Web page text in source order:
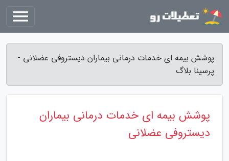
پوشش بیمه ای خدمات درمانی بیماران دیستروفی عضلانی -
پرسینا بلاگ
پوشش بیمه ای خدمات درمانی بیماران
دیستروفی عضلانی